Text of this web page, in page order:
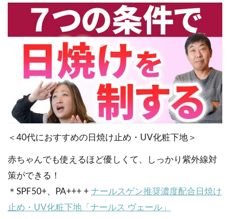
＜40代におすすめの日焼け止め・UV化粧下地＞
赤ちゃんでも使えるほど優しくて、しっかり紫外線対
策ができる！
＊SPF50+、PA+++ + ナールスゲン推奨濃度配合日焼け
止め・UV化粧下地「ナールス ヴェール」